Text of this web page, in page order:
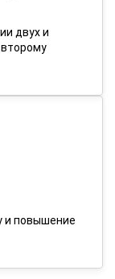
двух и
и повышение